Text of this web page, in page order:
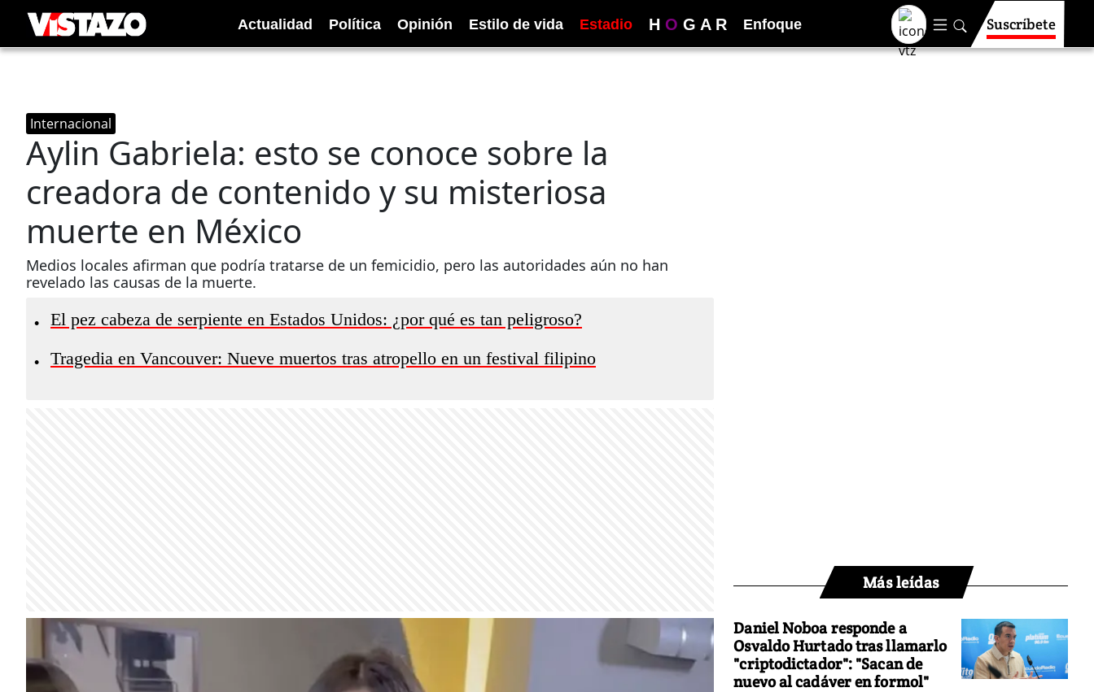
Actualidad Política Opinión Estilo de vida Estadio H O G A R Enfoque Suscríbete
Internacional
Aylin Gabriela: esto se conoce sobre la
creadora de contenido y su misteriosa
muerte en México
Medios locales afirman que podría tratarse de un femicidio, pero las autoridades aún no han
revelado las causas de la muerte.
• El pez cabeza de serpiente en Estados Unidos: ¿por qué es tan peligroso?
• Tragedia en Vancouver: Nueve muertos tras atropello en un festival filipino
Más leídas
Daniel Noboa responde a
Osvaldo Hurtado tras llamarlo
"criptodictador": "Sacan de
nuevo al cadáver en formol"